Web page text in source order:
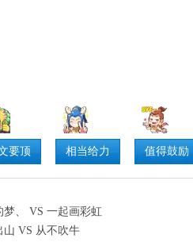
要顶 相当给力 值得鼓励
梦、 VS 一起画彩虹
山 VS 从不吹牛